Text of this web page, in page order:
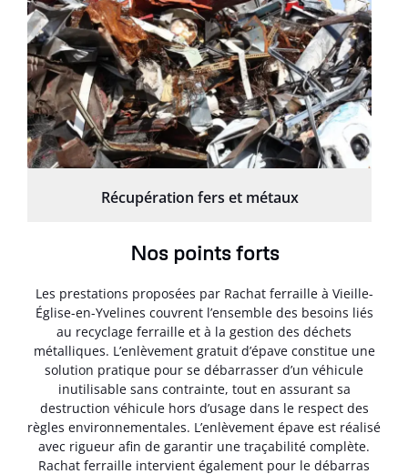
Récupération fers et métaux
Nos points forts
Les prestations proposées par Rachat ferraille à Vieille-
Église-en-Yvelines couvrent l’ensemble des besoins liés
au recyclage ferraille et à la gestion des déchets
métalliques. L’enlèvement gratuit d’épave constitue une
solution pratique pour se débarrasser d’un véhicule
inutilisable sans contrainte, tout en assurant sa
destruction véhicule hors d’usage dans le respect des
règles environnementales. L’enlèvement épave est réalisé
avec rigueur afin de garantir une traçabilité complète.
Rachat ferraille intervient également pour le débarras